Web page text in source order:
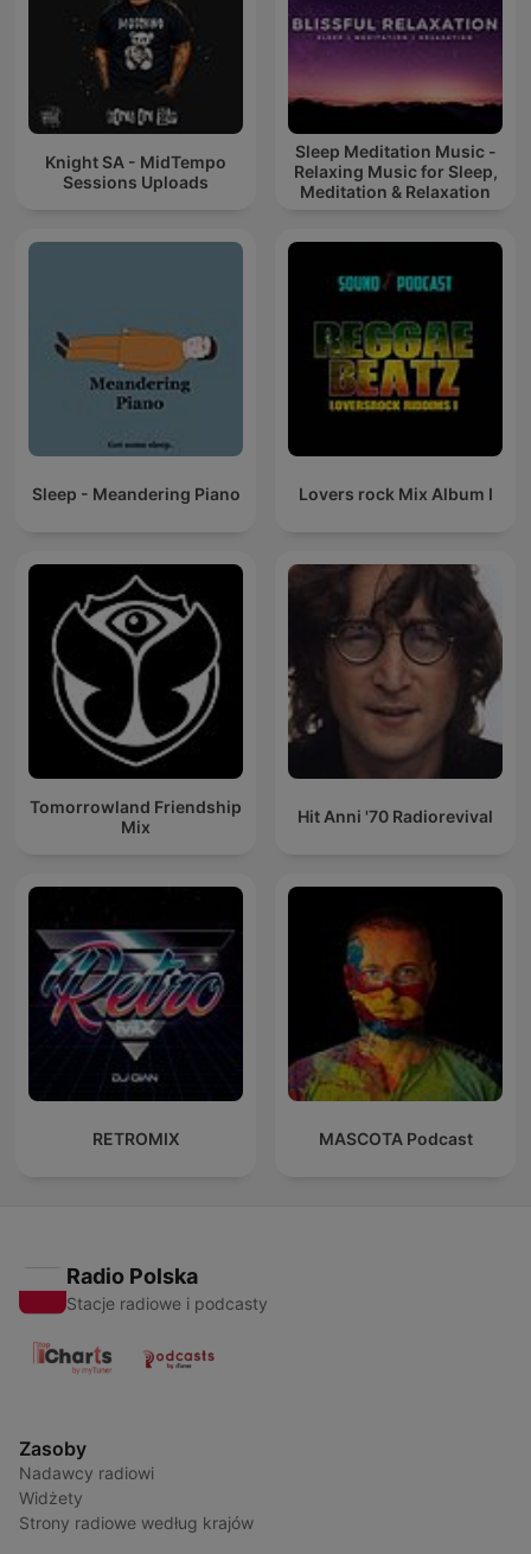
Knight SA - MidTempo
Sessions Uploads
Sleep Meditation Music -
Relaxing Music for Sleep,
Meditation & Relaxation
Sleep - Meandering Piano Lovers rock Mix Album I
Tomorrowland Friendship
Mix
Hit Anni '70 Radiorevival
RETROMIX MASCOTA Podcast
Radio Polska
Stacje radiowe i podcasty
Zasoby
Nadawcy radiowi
Widżety
Strony radiowe według krajów